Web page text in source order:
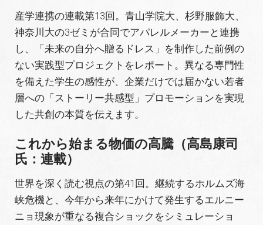
産学連携の連載第13回 。青山学院大、杉野服飾大、
神奈川大の3ゼミが合同でアパレルメーカーと連携
し、「未来の自分へ贈るドレス」を制作した前例の
ない実践型プロジェクトをレポート 。異なる専門性
を備えた学生の感性が、企業だけでは届かない若者
層への「ストーリー共感型」プロモーションを実現
した共創の本質を伝えます。
これから始まる物価の高騰（高島康司
氏：連載）
世界を深く読む視点の第41回 。継続するホルムズ海
峡危機と、今年から来年にかけて発生するエルニー
ニョ現象が重なる複合ショックをシミュレーショ